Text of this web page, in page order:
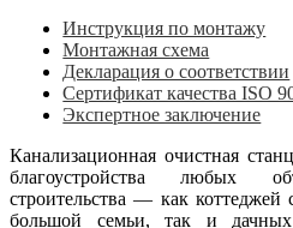
Инструкция по монтажу
Монтажная схема
Декларация о соответствии
Сертификат качества ISO
Экспертное заключение
Канализационная очистная
благоустройства любых
строительства — как
большой семьи, так и